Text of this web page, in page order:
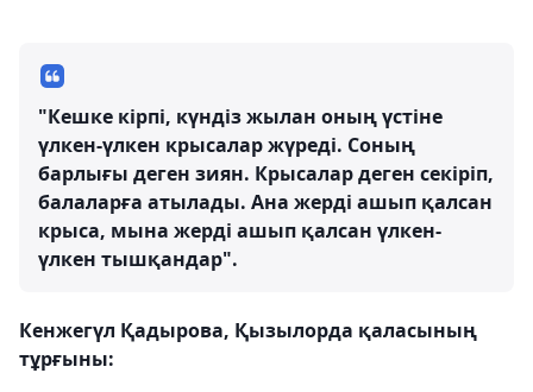
"Кешке кірпі, күндіз жылан оның үстіне
үлкен-үлкен крысалар жүреді. Соның
барлығы деген зиян. Крысалар деген секіріп,
балаларға атылады. Ана жерді ашып қалсан
крыса, мына жерді ашып қалсан үлкен-
үлкен тышқандар".
Кенжегүл Қадырова, Қызылорда қаласының
тұрғыны: